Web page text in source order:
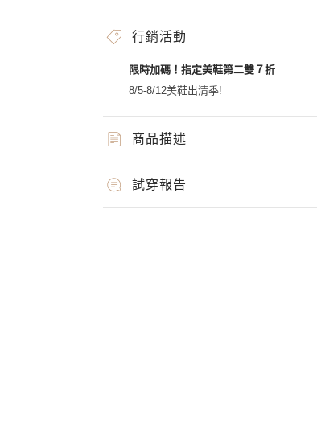
行銷活動
限時加碼！指定美鞋第二雙７折
8/5-8/12美鞋出清季!
商品描述
試穿報告